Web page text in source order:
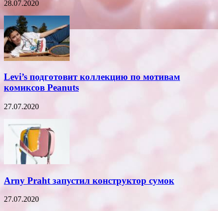
28.07.2020
Levi’s подготовит коллекцию по мотивам
комиксов Peanuts
27.07.2020
Arny Praht запустил конструктор сумок
27.07.2020